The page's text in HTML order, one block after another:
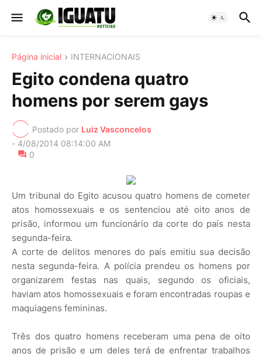
Página inicial INTERNACIONAIS
Egito condena quatro
homens por serem gays
Postado por Luiz Vasconcelos
- 4/08/2014 08:14:00 AM
0
Um tribunal do Egito acusou quatro homens de cometer
atos homossexuais e os sentenciou até oito anos de
prisão, informou um funcionário da corte do país nesta
segunda-feira.
A corte de delitos menores do país emitiu sua decisão
nesta segunda-feira. A polícia prendeu os homens por
organizarem festas nas quais, segundo os oficiais,
haviam atos homossexuais e foram encontradas roupas e
maquiagens femininas.
Três dos quatro homens receberam uma pena de oito
anos de prisão e um deles terá de enfrentar trabalhos